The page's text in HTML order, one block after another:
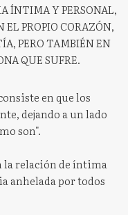
ÍNTIMA Y PERSONAL,
EL PROPIO CORAZÓN,
PERO TAMBIÉN EN
QUE SUFRE.
en que los
dejando a un lado
son".
la relación de íntima
anhelada por todos